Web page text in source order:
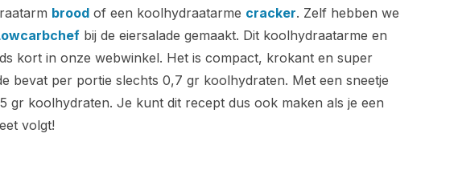
brood of een koolhydraatarme cracker. Zelf hebben we
bij de eiersalade gemaakt. Dit koolhydraatarme en
kort in onze webwinkel. Het is compact, krokant en super
bevat per portie slechts 0,7 gr koolhydraten. Met een sneetje
gr koolhydraten. Je kunt dit recept dus ook maken als je een
volgt!